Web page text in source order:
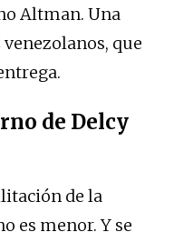
Altman. Una
venezolanos, que
de Delcy
de la
es menor. Y se